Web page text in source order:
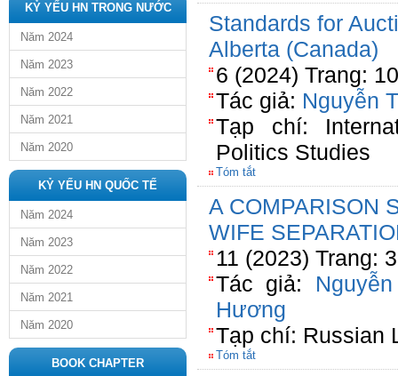
KỶ YẾU HN TRONG NƯỚC
Năm 2024
Năm 2023
Năm 2022
Năm 2021
Năm 2020
KỶ YẾU HN QUỐC TẾ
Năm 2024
Năm 2023
Năm 2022
Năm 2021
Năm 2020
BOOK CHAPTER
Standards for
Alberta (Canada)
6 (2024) Trang:
Tác giả: Nguyễn
Tạp chí:
Politics Studies
Tóm tắt
A COMPARISON
WIFE
11 (2023) Trang:
Tác giả:
Hương
Tạp chí: Russian
Tóm tắt